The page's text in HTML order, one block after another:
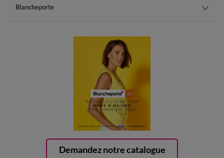
Demandez notre catalogue
Blancheporte